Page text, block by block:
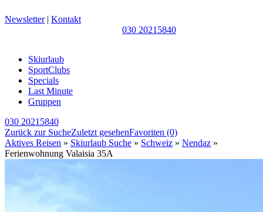
Newsletter| Kontakt
030 20215840
Skiurlaub
SportClubs
Specials
Last Minute
Gruppen
030 20215840
Zurück zur SucheZuletzt gesehenFavoriten (0)
Aktives Reisen » Skiurlaub Suche » Schweiz » Nendaz »
Ferienwohnung Valaisia 35A